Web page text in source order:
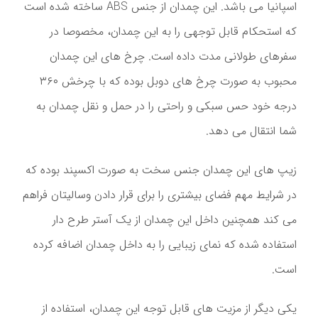
اسپانیا می باشد. این چمدان از جنس ABS ساخته شده است
که استحکام قابل توجهی را به این چمدان، مخصوصا در
سفرهای طولانی مدت داده است. چرخ های این چمدان
محبوب به صورت چرخ های دوبل بوده که با چرخش ۳۶۰
درجه خود حس سبکی و راحتی را در حمل و نقل چمدان به
شما انتقال می دهد.
زیپ های این چمدان جنس سخت به صورت اکسپند بوده که
در شرایط مهم فضای بیشتری را برای قرار دادن وسالیتان فراهم
می کند همچنین داخل این چمدان از یک آستر طرح دار
استفاده شده که نمای زیبایی را به داخل چمدان اضافه کرده
است.
یکی دیگر از مزیت های قابل توجه این چمدان، استفاده از